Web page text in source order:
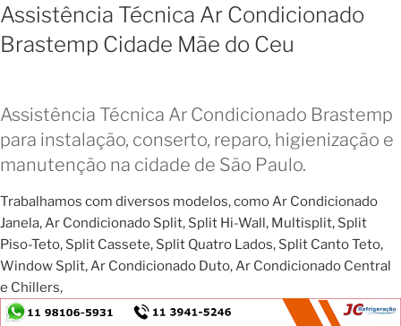
Assistência Técnica Ar Condicionado
Brastemp Cidade Mãe do Ceu
Assistência Técnica Ar Condicionado Brastemp
para instalação, conserto, reparo, higienização e
manutenção na cidade de São Paulo.
Trabalhamos com diversos modelos, como Ar Condicionado
Janela, Ar Condicionado Split, Split Hi-Wall, Multisplit, Split
Piso-Teto, Split Cassete, Split Quatro Lados, Split Canto Teto,
Window Split, Ar Condicionado Duto, Ar Condicionado Central
e Chillers,